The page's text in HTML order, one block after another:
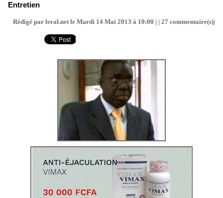
Entretien
Rédigé par leral.net le Mardi 14 Mai 2013 à 10:00 | | 27 commentaire(s)|